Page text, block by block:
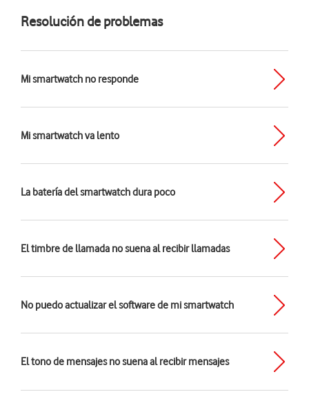
Resolución de problemas
Mi smartwatch no responde
Mi smartwatch va lento
La batería del smartwatch dura poco
El timbre de llamada no suena al recibir llamadas
No puedo actualizar el software de mi smartwatch
El tono de mensajes no suena al recibir mensajes